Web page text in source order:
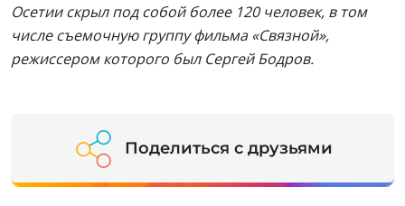
Осетии скрыл под собой более 120 человек, в том
числе съемочную группу фильма «Связной»,
режиссером которого был Сергей Бодров.
Поделиться с друзьями